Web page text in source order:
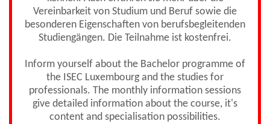
Vereinbarkeit von Studium und Beruf sowie die
besonderen Eigenschaften von berufsbegleitenden
Studiengängen. Die Teilnahme ist kostenfrei.
Inform yourself about the Bachelor programme of
the ISEC Luxembourg and the studies for
professionals. The monthly information sessions
give detailed information about the course, it's
content and specialisation possibilities.